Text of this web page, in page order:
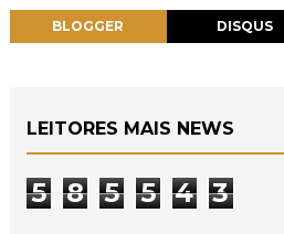
BLOGGER DISQUS
LEITORES MAIS NEWS
5 8 5 5 4 3